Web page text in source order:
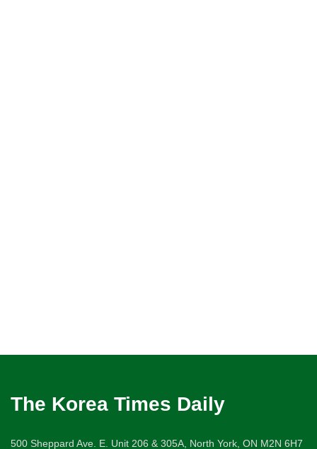
The Korea Times Daily
500 Sheppard Ave. E. Unit 206 & 305A, North York, ON M2N 6H7